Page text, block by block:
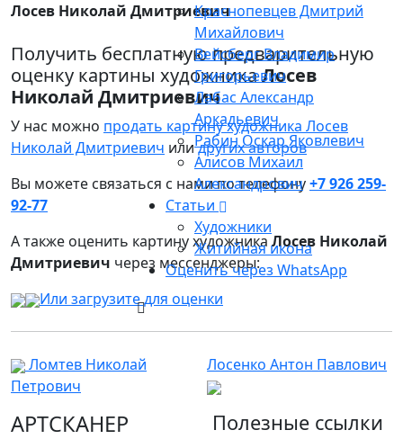
Краснопевцев Дмитрий
Михайлович
Вейсберг Владимир
Григорьевич
Лабас Александр
Аркадьевич
Рабин Оскар Яковлевич
Алисов Михаил
Александрович
Статьи
Художники
Житийная икона
Оценить через WhatsApp
Лосев Николай Дмитриевич
Получить бесплатную предварительную
оценку картины художникаЛосев
Николай Дмитриевич
У нас можно продать картину художника Лосев
Николай Дмитриевич илидругих авторов
Вы можете связаться с нами по телефону+7 926 259-
92-77
А также оценить картину художникаЛосев Николай
Дмитриевич через мессенджеры:
Или загрузите для оценки
Ломтев Николай
Петрович
Лосенко Антон Павлович
АРТСКАНЕР Полезные ссылки